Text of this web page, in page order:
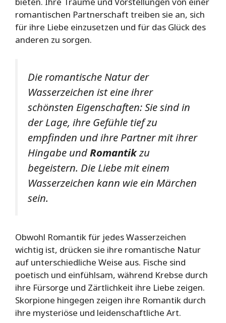
romantischen Partnerschaft treiben sie an, sich
für ihre Liebe einzusetzen und für das Glück des
anderen zu sorgen.
Die romantische Natur der
Wasserzeichen ist eine ihrer
schönsten Eigenschaften: Sie sind in
der Lage, ihre Gefühle tief zu
empfinden und ihre Partner mit ihrer
Hingabe undRomantikzu
begeistern. Die Liebe mit einem
Wasserzeichen kann wie ein Märchen
sein.
Obwohl Romantik für jedes Wasserzeichen
wichtig ist, drücken sie ihre romantische Natur
auf unterschiedliche Weise aus. Fische sind
poetisch und einfühlsam, während Krebse durch
ihre Fürsorge und Zärtlichkeit ihre Liebe zeigen.
Skorpione hingegen zeigen ihre Romantik durch
ihre mysteriöse und leidenschaftliche Art.